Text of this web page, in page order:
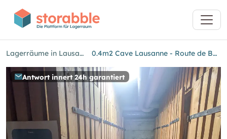
Lagerräume in Lausanne 0.4m2 Cave Lausanne - Route de Berne 2
Antwort innert 24h garantiert